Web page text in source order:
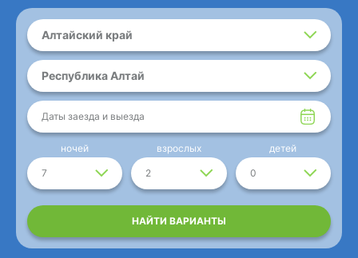
Алтайский край
Республика Алтай
Даты заезда и выезда
7
ночей
2
взрослых
0
детей
НАЙТИ ВАРИАНТЫ